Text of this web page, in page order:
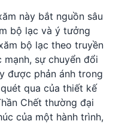
này bắt nguồn sâu
bộ lạc và ý tưởng
bộ lạc theo truyền
sự chuyển đổi
được phản ánh trong
qua của thiết kế
Chết thường đại
của một hành trình,